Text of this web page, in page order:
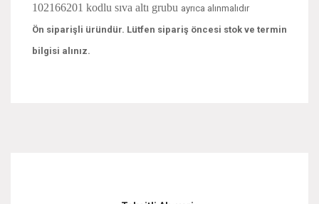
102166201 kodlu sıva altı grubu ayrıca alınmalıdır
Ön siparişli üründür. Lütfen sipariş öncesi stok ve termin
bilgisi alınız.